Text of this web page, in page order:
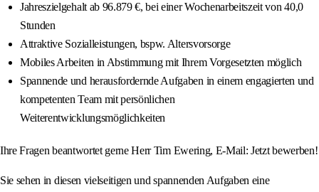
Jahreszielgehalt ab 96.879 €, bei einer Wochenarbeitszeit von 40,0
Stunden
Attraktive Sozialleistungen, bspw. Altersvorsorge
Mobiles Arbeiten in Abstimmung mit Ihrem Vorgesetzten möglich
Spannende und herausfordernde Aufgaben in einem engagierten und
kompetenten Team mit persönlichen
Weiterentwicklungsmöglichkeiten
Ihre Fragen beantwortet gerne Herr Tim Ewering, E-Mail: Jetzt bewerben!
Sie sehen in diesen vielseitigen und spannenden Aufgaben eine